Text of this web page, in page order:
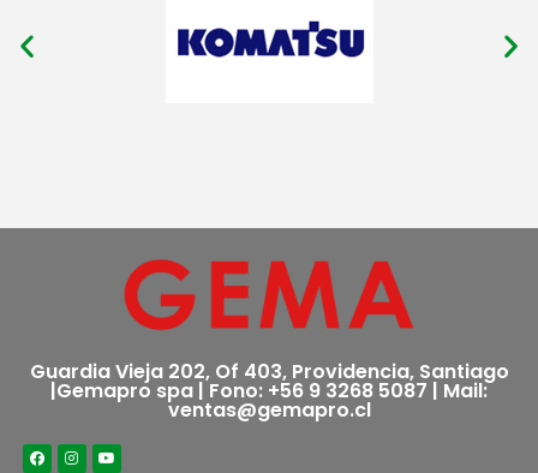
Guardia Vieja 202, Of 403, Providencia, Santiago
|Gemapro spa | Fono: +56 9 3268 5087 | Mail:
ventas@gemapro.cl